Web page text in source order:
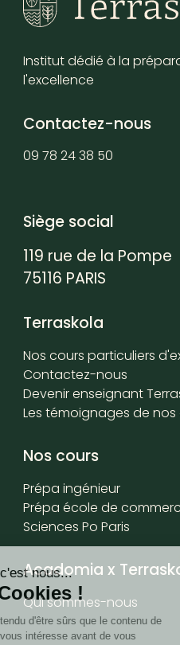
Institut dédié à la
l'excellence
Contactez-nous
09 78 24 38 50
Siège social
119 rue de la Pompe
75116 PARIS
Terraskola
Nos cours particuliers
Contactez-nous
Devenir enseignant
Les témoignages de nos
Nos cours
Prépa ingénieur
Prépa école de
Sciences Po Paris
Acadomia x
Qui sommes-nous